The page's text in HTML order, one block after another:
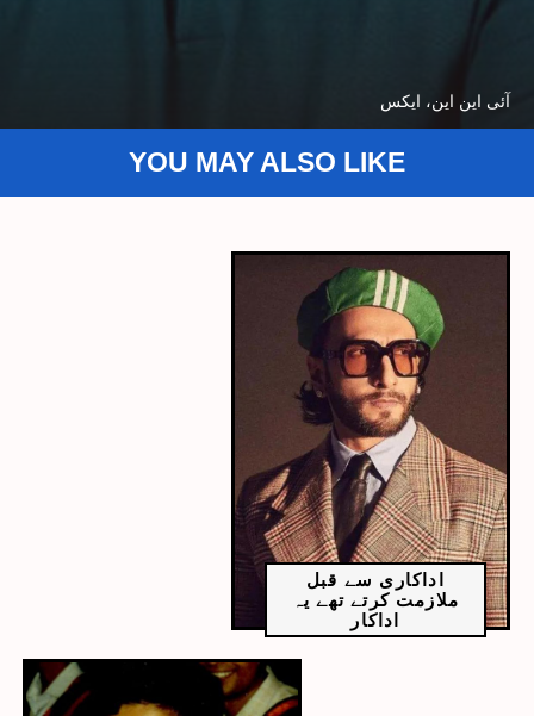
آئی این این، ایکس
YOU MAY ALSO LIKE
اداکاری سے قبل
ملازمت کرتے تھے یہ
اداکار